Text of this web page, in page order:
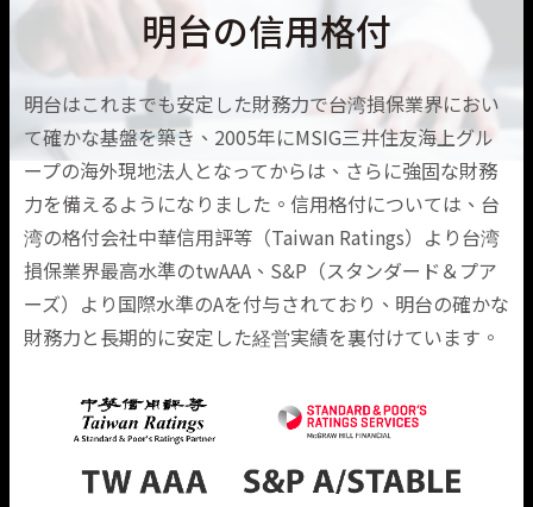
明台の信用格付
明台はこれまでも安定した財務力で台湾損保業界におい
て確かな基盤を築き、2005年にMSIG三井住友海上グル
ープの海外現地法人となってからは、さらに強固な財務
力を備えるようになりました。信用格付については、台
湾の格付会社中華信用評等（Taiwan Ratings）より台湾
損保業界最高水準のtwAAA、S&P（スタンダード＆プア
ーズ）より国際水準のAを付与されており、明台の確かな
財務力と長期的に安定した経営実績を裏付けています。